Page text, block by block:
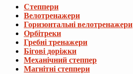
Степпери
Велотренажери
Горизонтальні велотренажери
Орбітреки
Гребні тренажери
Бігові доріжки
Механічний степпер
Магнітні степпери